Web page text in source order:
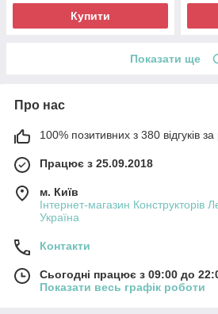
Купити
Показати ще
Про нас
100% позитивних з 380 відгуків за
Працює з 25.09.2018
м. Київ
Інтернет-магазин Конструкторів
Україна
Контакти
Сьогодні працює з 09:00 до
Показати весь графік роботи